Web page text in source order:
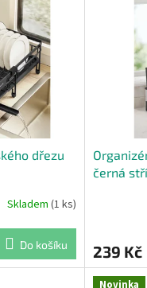
dřezu
Skladem (1 ks)
Do košíku
černá
239 Kč
Novinka